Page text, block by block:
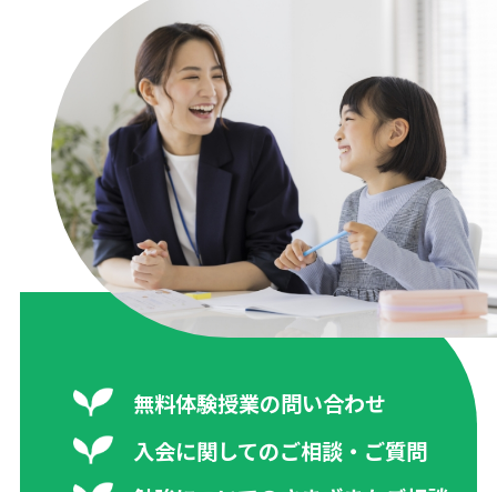
無料体験授業の問い合わせ
入会に関してのご相談・ご質問